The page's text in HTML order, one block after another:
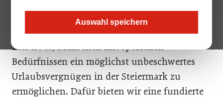
Auswahl speichern
Dazu LH-Stv. Hermann Schützenhöfer: „Unser
Ziel ist es, Menschen mit speziellen
Bedürfnissen ein möglichst unbeschwertes
Urlaubsvergnügen in der Steiermark zu
ermöglichen. Dafür bieten wir eine fundierte